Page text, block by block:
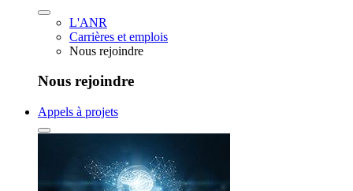
L'ANR
Carrières et emplois
Nous rejoindre
Nous rejoindre
Appels à projets